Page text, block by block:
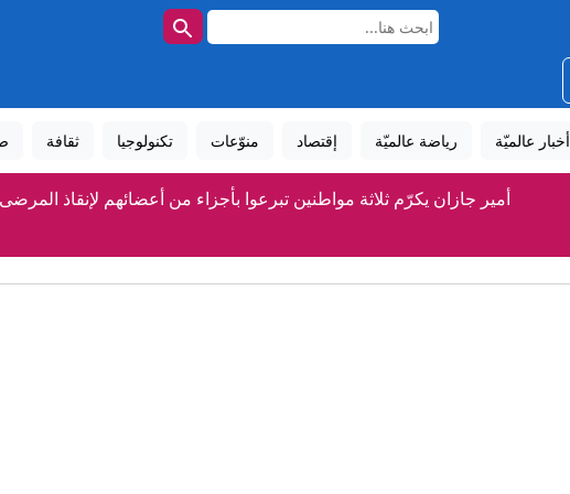
أخبار عالميّة رياضة عالميّة إقتصاد منوّعات تكنولوجيا ثقافة
أمير جازان يكرّم ثلاثة مواطنين تبرعوا بأجزاء من أعضائهم لإنقاذ
"الصحة" تحيل صيدلانياً بالطائف للجنة المخالفات بعد إقراره بإساءة